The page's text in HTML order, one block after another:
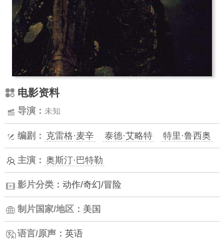
电影资料
导演： 未知
编剧： 克雷格·麦辛 泰德·艾略特 特里·鲁西奥
主演： 奥斯汀·巴特勒
影片分类： 动作/奇幻/冒险
制片国家/地区： 美国
语言/原声： 英语